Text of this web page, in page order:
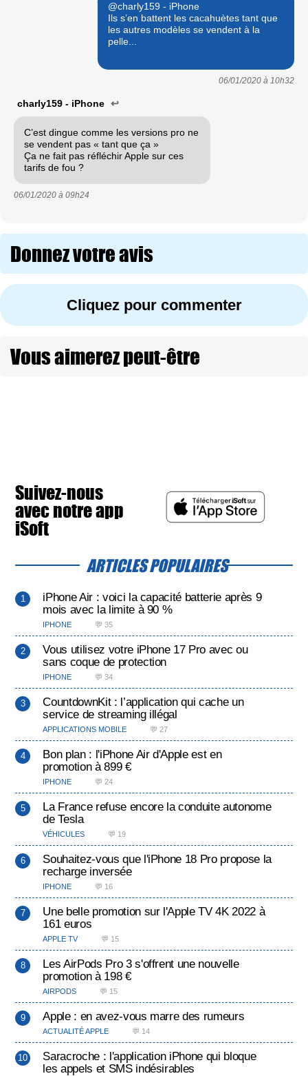
@charly159 - iPhone
Ils s’en battent les cacahuètes tant que
les autres modèles se vendent à la
pelle...
06/01/2020 à 10h32
charly159 - iPhone ↩
C’est dingue comme les versions pro ne
se vendent pas « tant que ça »
Ça ne fait pas réfléchir Apple sur ces
tarifs de fou ?
06/01/2020 à 09h24
Donnez votre avis
Cliquez pour commenter
Vous aimerez peut-être
Suivez-nous
avec notre app
iSoft
ARTICLES POPULAIRES
iPhone Air : voici la capacité batterie après 9
mois avec la limite à 90 %
IPHONE 💬 35
Vous utilisez votre iPhone 17 Pro avec ou
sans coque de protection
IPHONE 💬 34
CountdownKit : l’application qui cache un
service de streaming illégal
APPLICATIONS MOBILE 💬 27
Bon plan : l'iPhone Air d'Apple est en
promotion à 899 €
IPHONE 💬 24
La France refuse encore la conduite autonome
de Tesla
VÉHICULES 💬 19
Souhaitez-vous que l'iPhone 18 Pro propose la
recharge inversée
IPHONE 💬 16
Une belle promotion sur l'Apple TV 4K 2022 à
161 euros
APPLE TV 💬 15
Les AirPods Pro 3 s'offrent une nouvelle
promotion à 198 €
AIRPODS 💬 15
Apple : en avez-vous marre des rumeurs
ACTUALITÉ APPLE 💬 14
Saracroche : l'application iPhone qui bloque
les appels et SMS indésirables